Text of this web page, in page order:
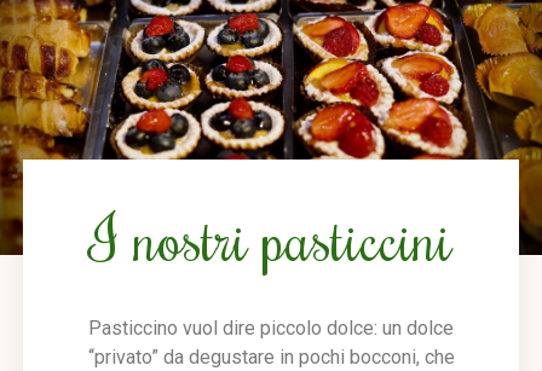
I nostri pasticcini
Pasticcino vuol dire piccolo dolce: un dolce
“privato” da degustare in pochi bocconi, che